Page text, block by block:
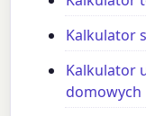
Kalkulator
Kalkulator
domowych